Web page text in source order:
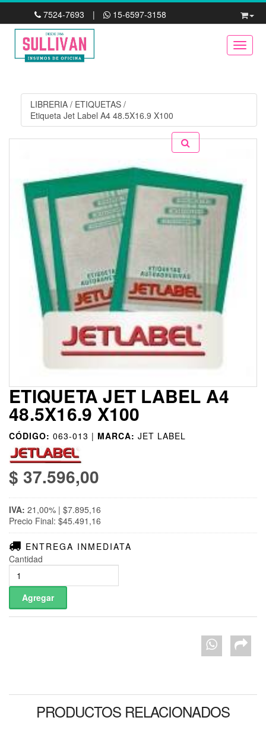
7524-7693 | 15-6597-3158
LIBRERIA / ETIQUETAS /
Etiqueta Jet Label A4 48.5X16.9 X100
ETIQUETA JET LABEL A4
48.5X16.9 X100
CÓDIGO: 063-013 | MARCA: JET LABEL
$ 37.596,00
IVA: 21,00% | $7.895,16
Precio Final: $45.491,16
ENTREGA INMEDIATA
Cantidad
PRODUCTOS RELACIONADOS